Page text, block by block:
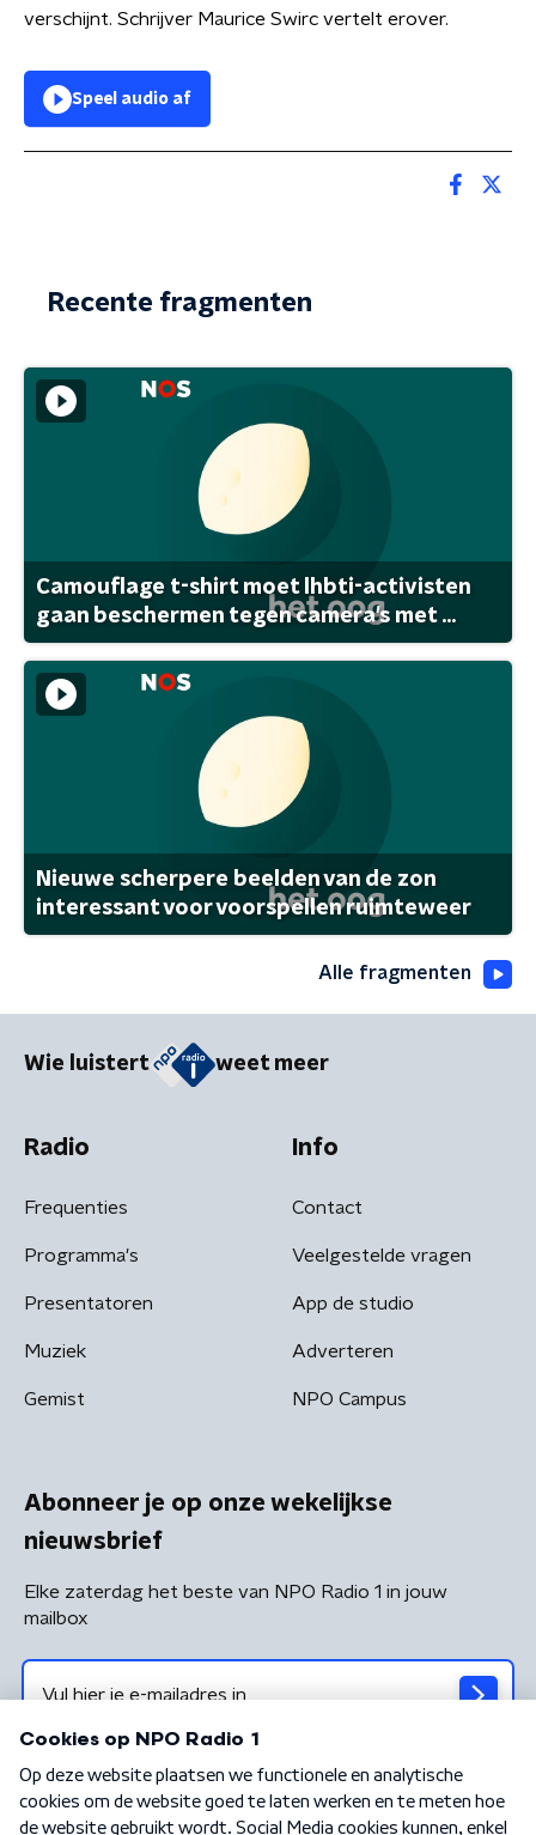
verschijnt. Schrijver Maurice Swirc vertelt erover.
Speel audio af
Recente fragmenten
Camouflage t-shirt moet lhbti-activisten
gaan beschermen tegen camera's met ...
Nieuwe scherpere beelden van de zon
interessant voor voorspellen ruimteweer
Alle fragmenten
Wie luistert weet meer
Radio
Frequenties
Programma's
Presentatoren
Muziek
Gemist
Info
Contact
Veelgestelde vragen
App de studio
Adverteren
NPO Campus
Abonneer je op onze wekelijkse
nieuwsbrief
Elke zaterdag het beste van NPO Radio 1 in jouw
mailbox